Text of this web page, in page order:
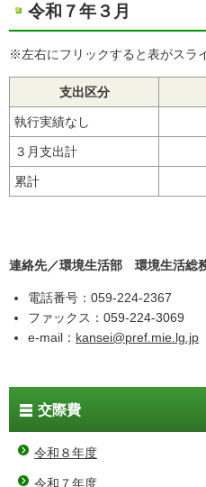
令和７年３月
※左右にフリックすると表がスラ
支出区分
執行実績なし
３月支出計
累計
連絡先／環境生活部 環境生活総
電話番号：059-224-2367
ファックス：059-224-3069
e-mail： kansei@pref.mie.lg.jp
交際費
令和８年度
令和７年度